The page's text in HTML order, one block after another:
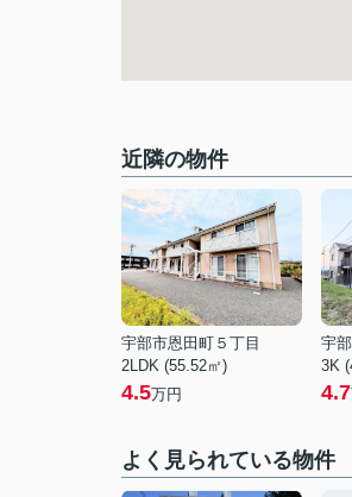
近隣の物件
宇部市恩田町５丁目
2LDK (55.52㎡)
4.5万円
宇
3K
4.7
よく見られている物件